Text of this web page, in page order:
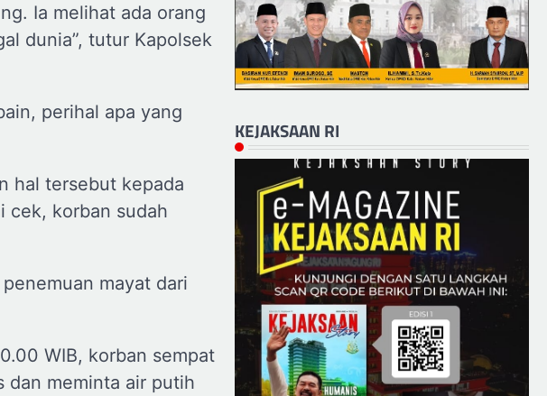
Ia melihat ada orang
dunia”, tutur Kapolsek
perihal apa yang
hal tersebut kepada
cek, korban sudah
mayat dari
WIB, korban sempat
dan meminta air putih
KEJAKSAAN RI